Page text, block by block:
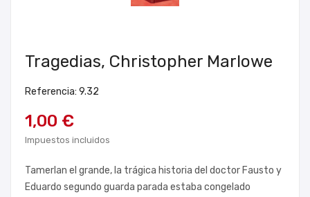
Tragedias, Christopher Marlowe
Referencia: 9.32
1,00 €
Impuestos incluidos
Tamerlan el grande, la trágica historia del doctor Fausto y
Eduardo segundo guarda parada estaba congelado